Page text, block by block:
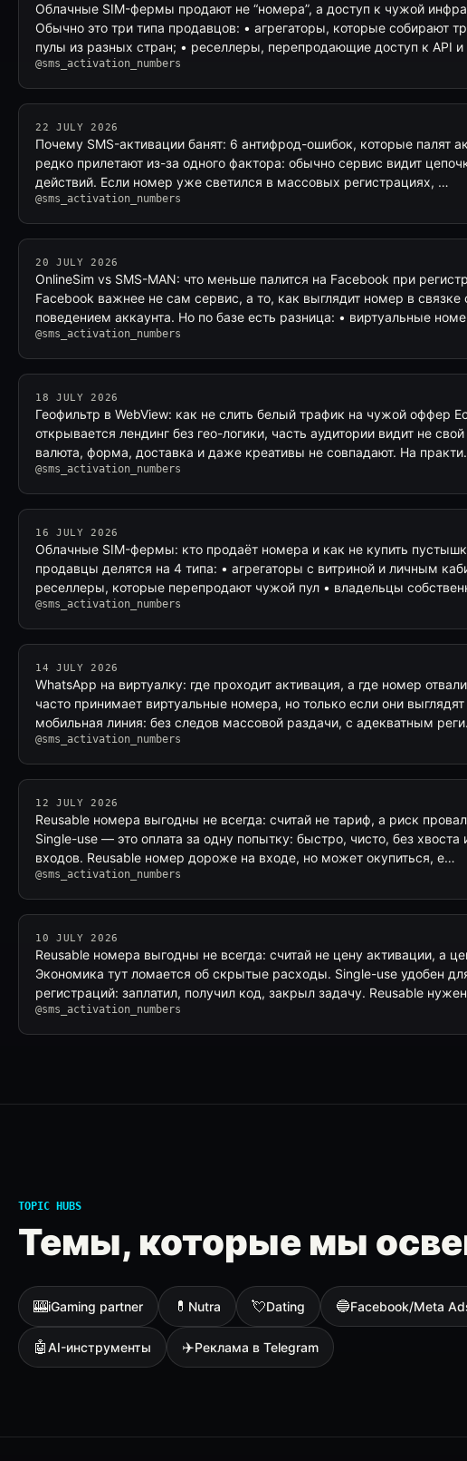
Облачные SIM-фермы продают не “номера”, а доступ к чужой
Обычно это три типа продавцов: • агрегаторы, которые собирают
пулы из разных стран; • реселлеры, перепродающие доступ к API
@sms_activation_numbers
22 JULY 2026
Почему SMS-активации банят: 6 антифрод-ошибок, которые палят
редко прилетают из-за одного фактора: обычно сервис видит
действий. Если номер уже светился в массовых регистрациях, …
@sms_activation_numbers
20 JULY 2026
OnlineSim vs SMS-MAN: что меньше палится на Facebook при
Facebook важнее не сам сервис, а то, как выглядит номер в связке
поведением аккаунта. Но по базе есть разница: • виртуальные
@sms_activation_numbers
18 JULY 2026
Геофильтр в WebView: как не слить белый трафик на чужой оффер
открывается лендинг без гео-логики, часть аудитории видит не
валюта, форма, доставка и даже креативы не совпадают. На
@sms_activation_numbers
16 JULY 2026
Облачные SIM-фермы: кто продаёт номера и как не купить
продавцы делятся на 4 типа: • агрегаторы с витриной и личным
реселлеры, которые перепродают чужой пул • владельцы
@sms_activation_numbers
14 JULY 2026
WhatsApp на виртуалку: где проходит активация, а где номер
часто принимает виртуальные номера, но только если они
мобильная линия: без следов массовой раздачи, с адекватным
@sms_activation_numbers
12 JULY 2026
Reusable номера выгодны не всегда: считай не тариф, а риск
Single-use — это оплата за одну попытку: быстро, чисто, без хвоста
входов. Reusable номер дороже на входе, но может окупиться, е…
@sms_activation_numbers
10 JULY 2026
Reusable номера выгодны не всегда: считай не цену активации, а
Экономика тут ломается об скрытые расходы. Single-use удобен
регистраций: заплатил, получил код, закрыл задачу. Reusable
@sms_activation_numbers
TOPIC HUBS
Темы, которые мы
🎰iGaming partner 💊 Nutra 💘Dating 🔵Facebook/Meta
🤖AI-инструменты ✈️Реклама в Telegram